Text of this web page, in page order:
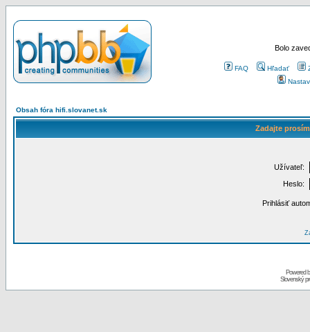
Bolo
FAQ Hľadať
Obsah fóra hifi.slovanet.sk
Zadajte
Užívateľ:
Heslo:
Prihlásiť
Powered
Slovenský